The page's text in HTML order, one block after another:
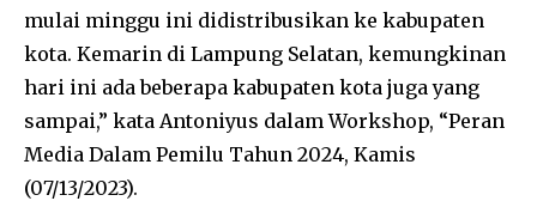
mulai minggu ini didistribusikan ke kabupaten
kota. Kemarin di Lampung Selatan, kemungkinan
hari ini ada beberapa kabupaten kota juga yang
sampai,” kata Antoniyus dalam Workshop, “Peran
Media Dalam Pemilu Tahun 2024, Kamis
(07/13/2023).